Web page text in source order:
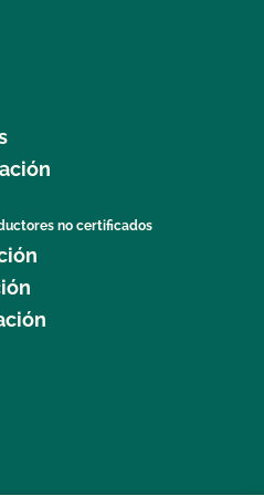
no certificados